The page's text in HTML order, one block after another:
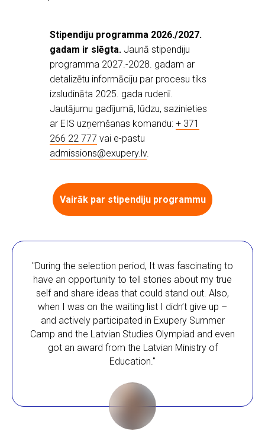
Stipendiju programma 2026./2027.
gadam ir slēgta. Jaunā stipendiju
programma 2027.-2028. gadam ar
detalizētu informāciju par procesu tiks
izsludināta 2025. gada rudenī.
Jautājumu gadījumā, lūdzu, sazinieties
ar EIS uzņemšanas komandu: + 371
266 22 777 vai e-pastu
admissions@exupery.lv.
Vairāk par stipendiju programmu
"During the selection period, It was fascinating to
have an opportunity to tell stories about my true
self and share ideas that could stand out. Also,
when I was on the waiting list I didn’t give up –
and actively participated in Exupery Summer
Camp and the Latvian Studies Olympiad and even
got an award from the Latvian Ministry of
Education."